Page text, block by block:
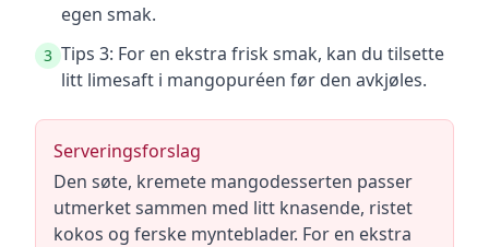
egen smak.
3 Tips 3: For en ekstra frisk smak, kan du tilsette
litt limesaft i mangopuréen før den avkjøles.
Serveringsforslag
Den søte, kremete mangodesserten passer
utmerket sammen med litt knasende, ristet
kokos og ferske mynteblader. For en ekstra